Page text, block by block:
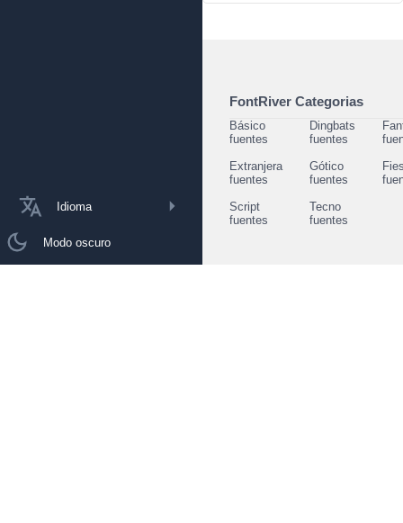
Idioma
Modo oscuro
FontRiver Categorias
Básico
fuentes
Dingbats
fuentes
Extranjera
fuentes
Gótico
fuentes
Script
fuentes
Tecno
fuentes